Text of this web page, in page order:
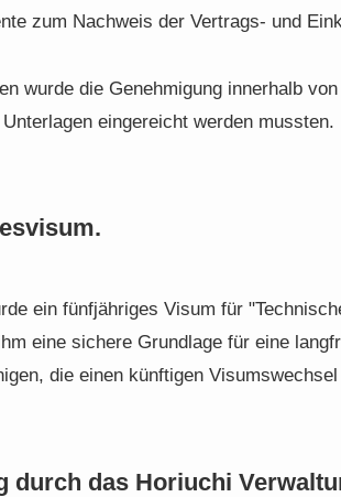
zum Nachweis der Vertrags- und
wurde die Genehmigung innerhalb
eingereicht werden mussten.
ein fünfjähriges Visum für
eine sichere Grundlage für eine
die einen künftigen
durch das Horiuchi